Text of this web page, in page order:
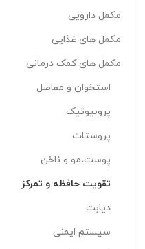
مکمل دارویی
مکمل های غذایی
مکمل های کمک درمانی
استخوان و مفاصل
پروبیوتیک
پروستات
پوست،مو و ناخن
تقويت حافظه و تمرکز
دیابت
سیستم ایمنی